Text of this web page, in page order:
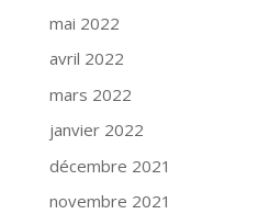
mai 2022
avril 2022
mars 2022
janvier 2022
décembre 2021
novembre 2021